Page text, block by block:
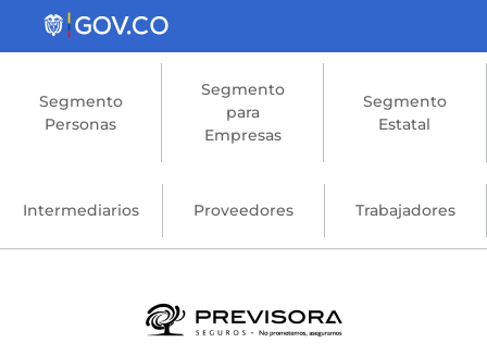
Saltar al contenido principal
Segmento
Personas
Segmento
para
Empresas
Segmento
Estatal
Intermediarios Proveedores Trabajadores